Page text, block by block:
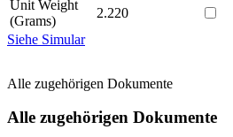
Unit Weight
(Grams)
2.220
Siehe Simular
Alle zugehörigen Dokumente
Alle zugehörigen Dokumente